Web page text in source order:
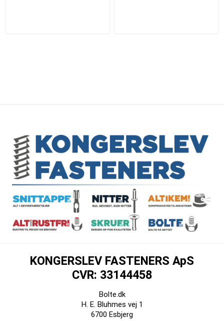
KONGERSLEV FASTENERS ApS
CVR: 33144458
Bolte.dk
H. E. Bluhmes vej 1
6700 Esbjerg